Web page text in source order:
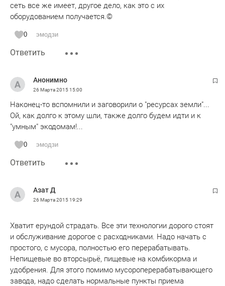
сеть все же имеет, другое дело, как это с их
оборудованием получается.©
0 эмодзи
Ответить
Анонимно
26 Марта 201515:00
Наконец-то вспомнили и заговорили о "ресурсах земли"...
Ой, как долго к этому шли, также долго будем идти и к
"умным" экодомам!...
0 эмодзи
Ответить
Азат Д
26 Марта 201519:29
Хватит ерундой страдать. Все эти технологии дорого стоят
и обслуживание дорогое с расходниками. Надо начать с
простого, с мусора, полностью его перерабатывать.
Непищевые во вторсырьё, пищевые на комбикорма и
удобрения. Для этого помимо мусороперерабатывающего
завода, надо сделать нормальные пункты приема